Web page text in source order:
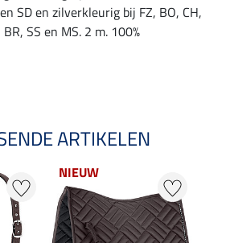
SD en zilverkleurig bij FZ, BO, CH,
SS en MS. 2 m. 100%
ARTIKELEN
NIEUW